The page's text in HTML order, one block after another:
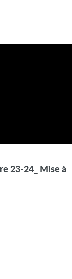
23-24_ Mise à